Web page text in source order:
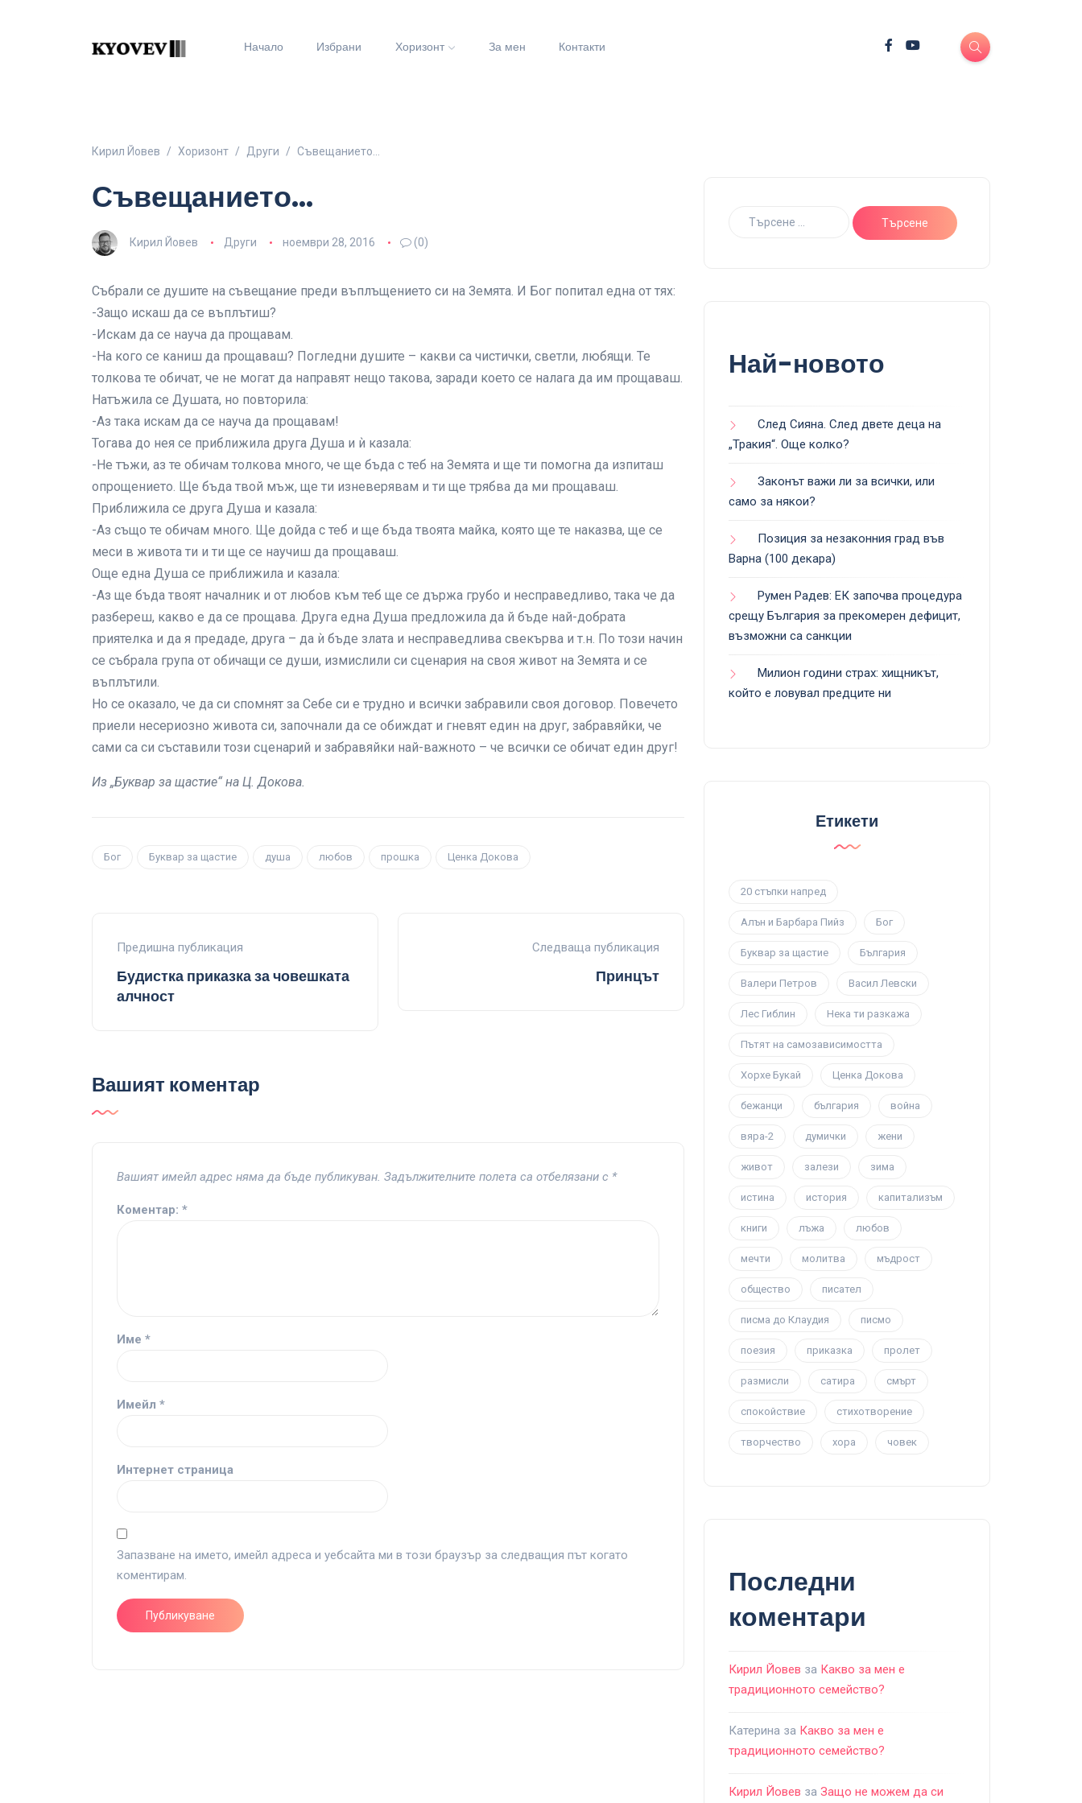
Начало Избрани Хоризонт За мен Контакти
Кирил Йовев Хоризонт Други Съвещанието…
Съвещанието…
Кирил Йовев Други ноември 28, 2016 (0)
Събрали се душите на съвещание преди въплъщението си на Земята. И Бог попитал една от тях:
-Защо искаш да се въплътиш?
-Искам да се науча да прощавам.
-На кого се каниш да прощаваш? Погледни душите – какви са чистички, светли, любящи. Те
толкова те обичат, че не могат да направят нещо такова, заради което се налага да им прощаваш.
Натъжила се Душата, но повторила:
-Аз така искам да се науча да прощавам!
Тогава до нея се приближила друга Душа и ѝ казала:
-Не тъжи, аз те обичам толкова много, че ще бъда с теб на Земята и ще ти помогна да изпиташ
опрощението. Ще бъда твой мъж, ще ти изневерявам и ти ще трябва да ми прощаваш.
Приближила се друга Душа и казала:
-Аз също те обичам много. Ще дойда с теб и ще бъда твоята майка, която ще те наказва, ще се
меси в живота ти и ти ще се научиш да прощаваш.
Още една Душа се приближила и казала:
-Аз ще бъда твоят началник и от любов към теб ще се държа грубо и несправедливо, така че да
разбереш, какво е да се прощава. Друга една Душа предложила да й бъде най-добрата
приятелка и да я предаде, друга – да ѝ бъде злата и несправедлива свекърва и т.н. По този начин
се събрала група от обичащи се души, измислили си сценария на своя живот на Земята и се
въплътили.
Но се оказало, че да си спомнят за Себе си е трудно и всички забравили своя договор. Повечето
приели несериозно живота си, започнали да се обиждат и гневят един на друг, забравяйки, че
сами са си съставили този сценарий и забравяйки най-важното – че всички се обичат един друг!
Из „Буквар за щастие“ на Ц. Докова.
Бог Буквар за щастие душа любов прошка Ценка Докова
Предишна публикация
Будистка приказка за човешката
алчност
Следваща публикация
Принцът
Вашият коментар
Вашият имейл адрес няма да бъде публикуван. Задължителните полета са отбелязани с *
Коментар: *
Име *
Имейл *
Интернет страница
Запазване на името, имейл адреса и уебсайта ми в този браузър за следващия път когато
коментирам.
Най-новото
След Сияна. След двете деца на
„Тракия“. Още колко?
Законът важи ли за всички, или
само за някои?
Позиция за незаконния град във
Варна (100 декара)
Румен Радев: ЕК започва процедура
срещу България за прекомерен дефицит,
възможни са санкции
Милион години страх: хищникът,
който е ловувал предците ни
Етикети
20 стъпки напред
Алън и Барбара Пийз Бог
Буквар за щастие България
Валери Петров Васил Левски
Лес Гиблин Нека ти разкажа
Пътят на самозависимостта
Хорхе Букай Ценка Докова
бежанци българия война
вяра-2 думички жени
живот залези зима
истина история капитализъм
книги лъжа любов
мечти молитва мъдрост
общество писател
писма до Клаудия писмо
поезия приказка пролет
размисли сатира смърт
спокойствие стихотворение
творчество хора човек
Последни
коментари
Кирил Йовев за Какво за мен е
традиционното семейство?
Катерина за Какво за мен е
традиционното семейство?
Кирил Йовев за Защо не можем да си